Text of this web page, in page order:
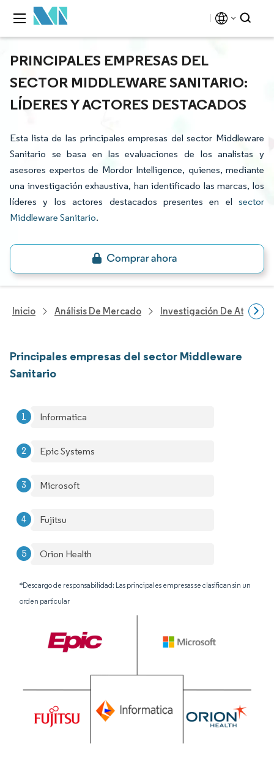
PRINCIPALES EMPRESAS DEL
SECTOR MIDDLEWARE SANITARIO:
LÍDERES Y ACTORES DESTACADOS
Esta lista de las principales empresas del sector Middleware
Sanitario se basa en las evaluaciones de los analistas y
asesores expertos de Mordor Intelligence, quienes, mediante
una investigación exhaustiva, han identificado las marcas, los
líderes y los actores destacados presentes en el sector
Middleware Sanitario.
Inicio Análisis De Mercado Investigación De
Principales empresas del sector Middleware
Sanitario
Informatica
Epic Systems
Microsoft
Fujitsu
Orion Health
*Descargo de responsabilidad: Las principales empresas se clasifican sin un
orden particular